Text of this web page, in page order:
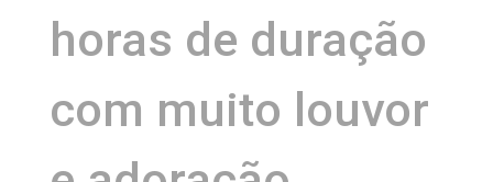
horas de duração
com muito louvor